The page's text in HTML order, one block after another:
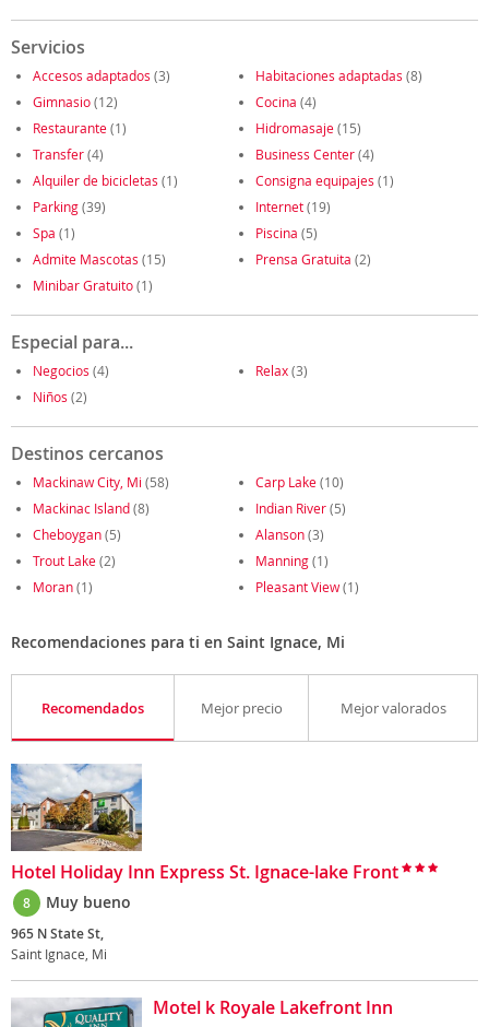
Servicios
Accesos adaptados (3) Habitaciones adaptadas (8)
Gimnasio(12) Cocina (4)
Restaurante(1) Hidromasaje(15)
Transfer(4) Business Center(4)
Alquiler de bicicletas (1) Consigna equipajes (1)
Parking(39) Internet(19)
Spa (1) Piscina (5)
Admite Mascotas (15) Prensa Gratuita (2)
Minibar Gratuito(1)
Especial para...
Negocios (4) Relax(3)
Niños (2)
Destinos cercanos
Mackinaw City, Mi (58) Carp Lake(10)
Mackinac Island(8) Indian River(5)
Cheboygan(5) Alanson(3)
Trout Lake(2) Manning(1)
Moran(1) Pleasant View(1)
Recomendaciones para ti en Saint Ignace, Mi
Recomendados Mejor precio Mejor valorados
Hotel Holiday Inn Express St. Ignace-lake Front
8 Muy bueno
965 N State St,
Saint Ignace, Mi
Motel k Royale Lakefront Inn